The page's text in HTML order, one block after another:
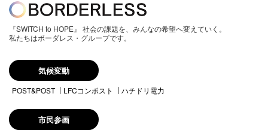
『SWITCH to HOPE』 社会の課題を、みんなの希望へ変えていく。
私たちはボーダレス・グループです。
気候変動
POST&POST LFCコンポスト ハチドリ電力
市民参画